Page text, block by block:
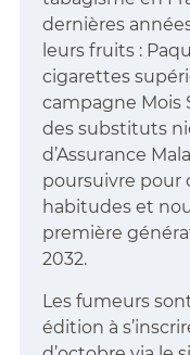
dernières
leurs fruits :
cigarettes
campagne Mois
des substituts
d’Assurance
poursuivre pour
habitudes et
première
2032.
Les fumeurs
édition à